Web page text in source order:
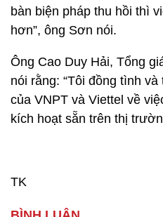
bàn biện pháp thu hồi thì
hơn”, ông Sơn nói.
Ông Cao Duy Hải, Tổng
nói rằng: “Tôi đồng tình
của VNPT và Viettel về
kích hoạt sẵn trên thị
TK